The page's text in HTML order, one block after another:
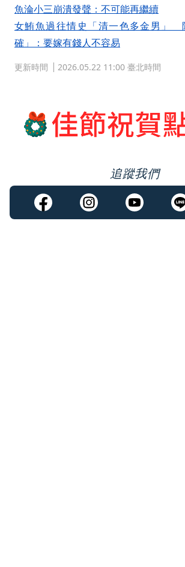
魚淪小三崩潰發聲：不可能再繼續
女鮪魚過往情史「清一色多金男」
確」：要嫁有錢人不容易
更新時間 2026.05.22 11:00 臺北時間
追蹤我們